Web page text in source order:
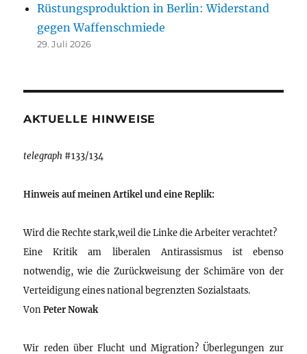
Rüstungsproduktion in Berlin: Widerstand
gegen Waffenschmiede
29. Juli 2026
AKTUELLE HINWEISE
telegraph #133/134
Hinweis auf meinen Artikel und eine Replik:
Wird die Rechte stark,weil die Linke die Arbeiter verachtet?
Eine Kritik am liberalen Antirassismus ist ebenso
notwendig, wie die Zurückweisung der Schimäre von der
Verteidigung eines national begrenzten Sozialstaats.
VonPeter Nowak
Wir reden über Flucht und Migration? Überlegungen zur